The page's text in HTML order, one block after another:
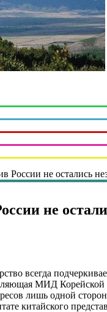
не остались
не
всегда
МИД Корейской
лишь одной
китайского